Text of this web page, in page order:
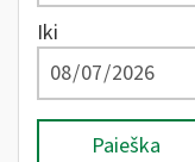
Iki
Paieška